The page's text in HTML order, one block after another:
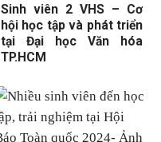
Sinh viên 2 VHS – Cơ
hội học tập và phát triển
tại Đại học Văn hóa
TP.HCM